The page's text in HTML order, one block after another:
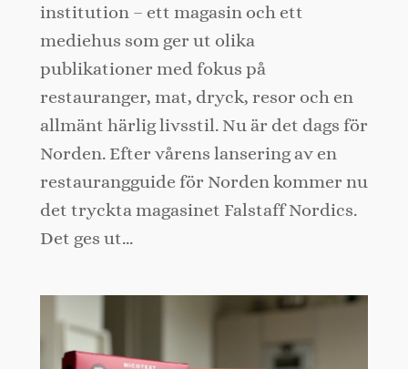
institution – ett magasin och ett
mediehus som ger ut olika
publikationer med fokus på
restauranger, mat, dryck, resor och en
allmänt härlig livsstil. Nu är det dags för
Norden. Efter vårens lansering av en
restaurangguide för Norden kommer nu
det tryckta magasinet Falstaff Nordics.
Det ges ut…